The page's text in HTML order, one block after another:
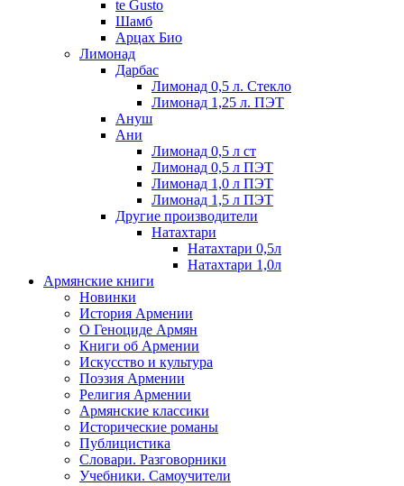
te Gusto
Шамб
Арцах Био
Лимонад
Дарбас
Лимонад 0,5 л. Стекло
Лимонад 1,25 л. ПЭТ
Ануш
Ани
Лимонад 0,5 л ст
Лимонад 0,5 л ПЭТ
Лимонад 1,0 л ПЭТ
Лимонад 1,5 л ПЭТ
Другие производители
Натахтари
Натахтари 0,5л
Натахтари 1,0л
Армянские книги
Новинки
История Армении
О Геноциде Армян
Книги об Армении
Иcкусство и культура
Поэзия Армении
Религия Армении
Армянские классики
Исторические романы
Публицистика
Словари. Разговорники
Учебники. Самоучители